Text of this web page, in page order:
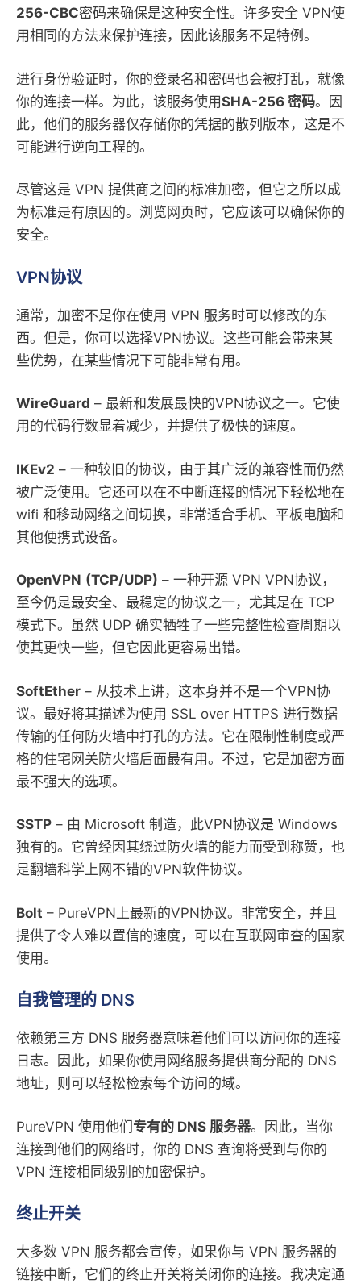
256-CBC密码来确保是这种安全性。许多安全 VPN使
用相同的方法来保护连接，因此该服务不是特例。
进行身份验证时，你的登录名和密码也会被打乱，就像
你的连接一样。为此，该服务使用SHA-256 密码。因
此，他们的服务器仅存储你的凭据的散列版本，这是不
可能进行逆向工程的。
尽管这是 VPN 提供商之间的标准加密，但它之所以成
为标准是有原因的。浏览网页时，它应该可以确保你的
安全。
VPN协议
通常，加密不是你在使用 VPN 服务时可以修改的东
西。但是，你可以选择VPN协议。这些可能会带来某
些优势，在某些情况下可能非常有用。
WireGuard – 最新和发展最快的VPN协议之一。它使
用的代码行数显着减少，并提供了极快的速度。
IKEv2 – 一种较旧的协议，由于其广泛的兼容性而仍然
被广泛使用。它还可以在不中断连接的情况下轻松地在
wifi 和移动网络之间切换，非常适合手机、平板电脑和
其他便携式设备。
OpenVPN (TCP/UDP) – 一种开源 VPN VPN协议，
至今仍是最安全、最稳定的协议之一，尤其是在 TCP
模式下。虽然 UDP 确实牺牲了一些完整性检查周期以
使其更快一些，但它因此更容易出错。
SoftEther – 从技术上讲，这本身并不是一个VPN协
议。最好将其描述为使用 SSL over HTTPS 进行数据
传输的任何防火墙中打孔的方法。它在限制性制度或严
格的住宅网关防火墙后面最有用。不过，它是加密方面
最不强大的选项。
SSTP – 由 Microsoft 制造，此VPN协议是 Windows
独有的。它曾经因其绕过防火墙的能力而受到称赞，也
是翻墙科学上网不错的VPN软件协议。
Bolt – PureVPN上最新的VPN协议。非常安全，并且
提供了令人难以置信的速度，可以在互联网审查的国家
使用。
自我管理的 DNS
依赖第三方 DNS 服务器意味着他们可以访问你的连接
日志。因此，如果你使用网络服务提供商分配的 DNS
地址，则可以轻松检索每个访问的域。
PureVPN 使用他们专有的 DNS 服务器。因此，当你
连接到他们的网络时，你的 DNS 查询将受到与你的
VPN 连接相同级别的加密保护。
终止开关
大多数 VPN 服务都会宣传，如果你与 VPN 服务器的
链接中断，它们的终止开关将关闭你的连接。我决定通